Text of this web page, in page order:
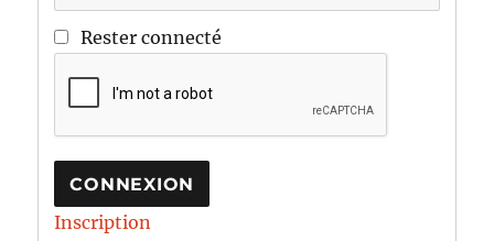
Rester connecté
CONNEXION
Inscription